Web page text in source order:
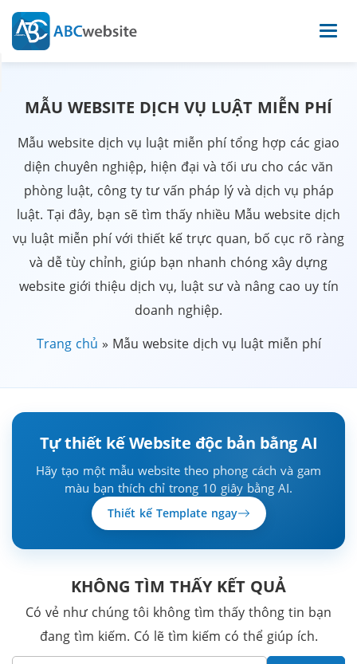
MẪU WEBSITE DỊCH VỤ LUẬT MIỄN PHÍ
Mẫu website dịch vụ luật miễn phí tổng hợp các giao
diện chuyên nghiệp, hiện đại và tối ưu cho các văn
phòng luật, công ty tư vấn pháp lý và dịch vụ pháp
luật. Tại đây, bạn sẽ tìm thấy nhiều Mẫu website dịch
vụ luật miễn phí với thiết kế trực quan, bố cục rõ ràng
và dễ tùy chỉnh, giúp bạn nhanh chóng xây dựng
website giới thiệu dịch vụ, luật sư và nâng cao uy tín
doanh nghiệp.
Trang chủ » Mẫu website dịch vụ luật miễn phí
Tự thiết kế Website độc bản bằng AI
Hãy tạo một mẫu website theo phong cách và gam
màu bạn thích chỉ trong 10 giây bằng AI.
Thiết kế Template ngay
KHÔNG TÌM THẤY KẾT QUẢ
Có vẻ như chúng tôi không tìm thấy thông tin bạn
đang tìm kiếm. Có lẽ tìm kiếm có thể giúp ích.